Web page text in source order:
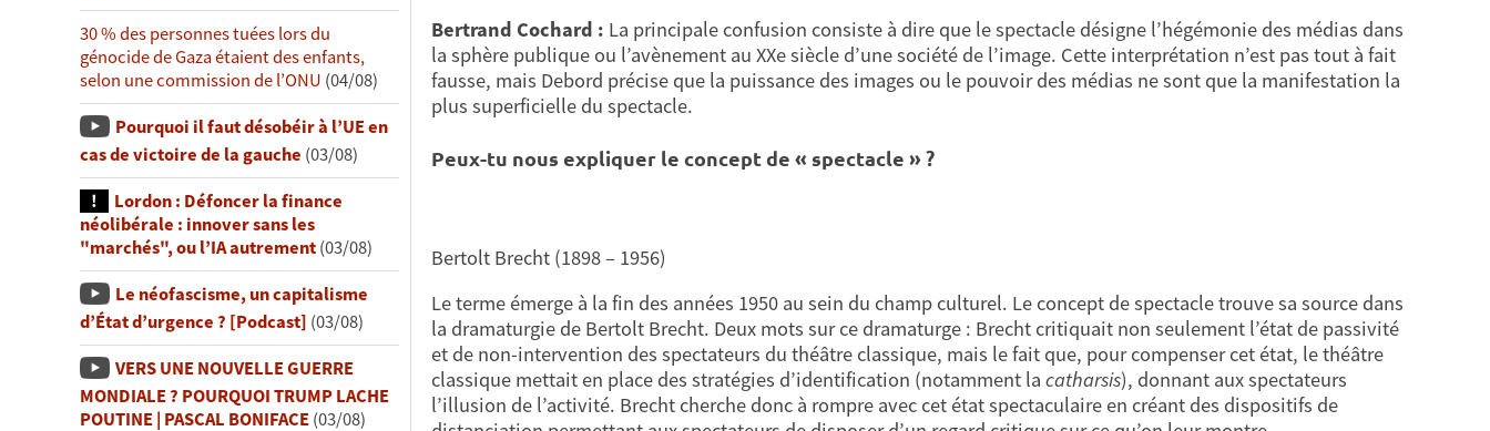
30 % des personnes tuées lors du
génocide de Gaza étaient des enfants,
selon une commission de l’ONU (04/08)
Pourquoi il faut désobéir à l’UE en
cas de victoire de la gauche (03/08)
Lordon : Défoncer la finance
néolibérale : innover sans les
"marchés", ou l’IA autrement(03/08)
Le néofascisme, un capitalisme
d’État d’urgence ? [Podcast] (03/08)
VERS UNE NOUVELLE GUERRE
MONDIALE ? POURQUOI TRUMP LACHE
POUTINE | PASCAL BONIFACE(03/08)
Bertrand Cochard : La principale confusion consiste à dire que le spectacle désigne l’hégémonie des médias dans
la sphère publique ou l’avènement au XXe siècle d’une société de l’image. Cette interprétation n’est pas tout à fait
fausse, mais Debord précise que la puissance des images ou le pouvoir des médias ne sont que la manifestation la
plus superficielle du spectacle.
Peux-tu nous expliquer le concept de « spectacle » ?
Bertolt Brecht (1898 – 1956)
Le terme émerge à la fin des années 1950 au sein du champ culturel. Le concept de spectacle trouve sa source dans
la dramaturgie de Bertolt Brecht. Deux mots sur ce dramaturge : Brecht critiquait non seulement l’état de passivité
et de non-intervention des spectateurs du théâtre classique, mais le fait que, pour compenser cet état, le théâtre
classique mettait en place des stratégies d’identification (notamment la catharsis), donnant aux spectateurs
l’illusion de l’activité. Brecht cherche donc à rompre avec cet état spectaculaire en créant des dispositifs de